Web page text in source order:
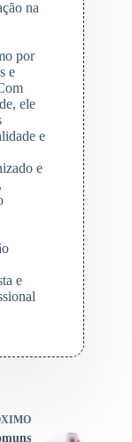
na
por
e
ele
e
e
e